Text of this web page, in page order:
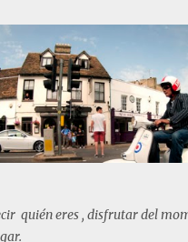
quién eres , disfrutar del